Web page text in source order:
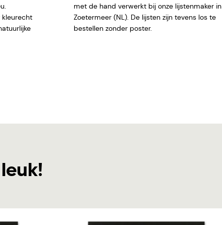
kleurecht
met de hand verwerkt bij onze lijstenmaker in
Zoetermeer (NL). De lijsten zijn tevens los te
bestellen zonder poster.